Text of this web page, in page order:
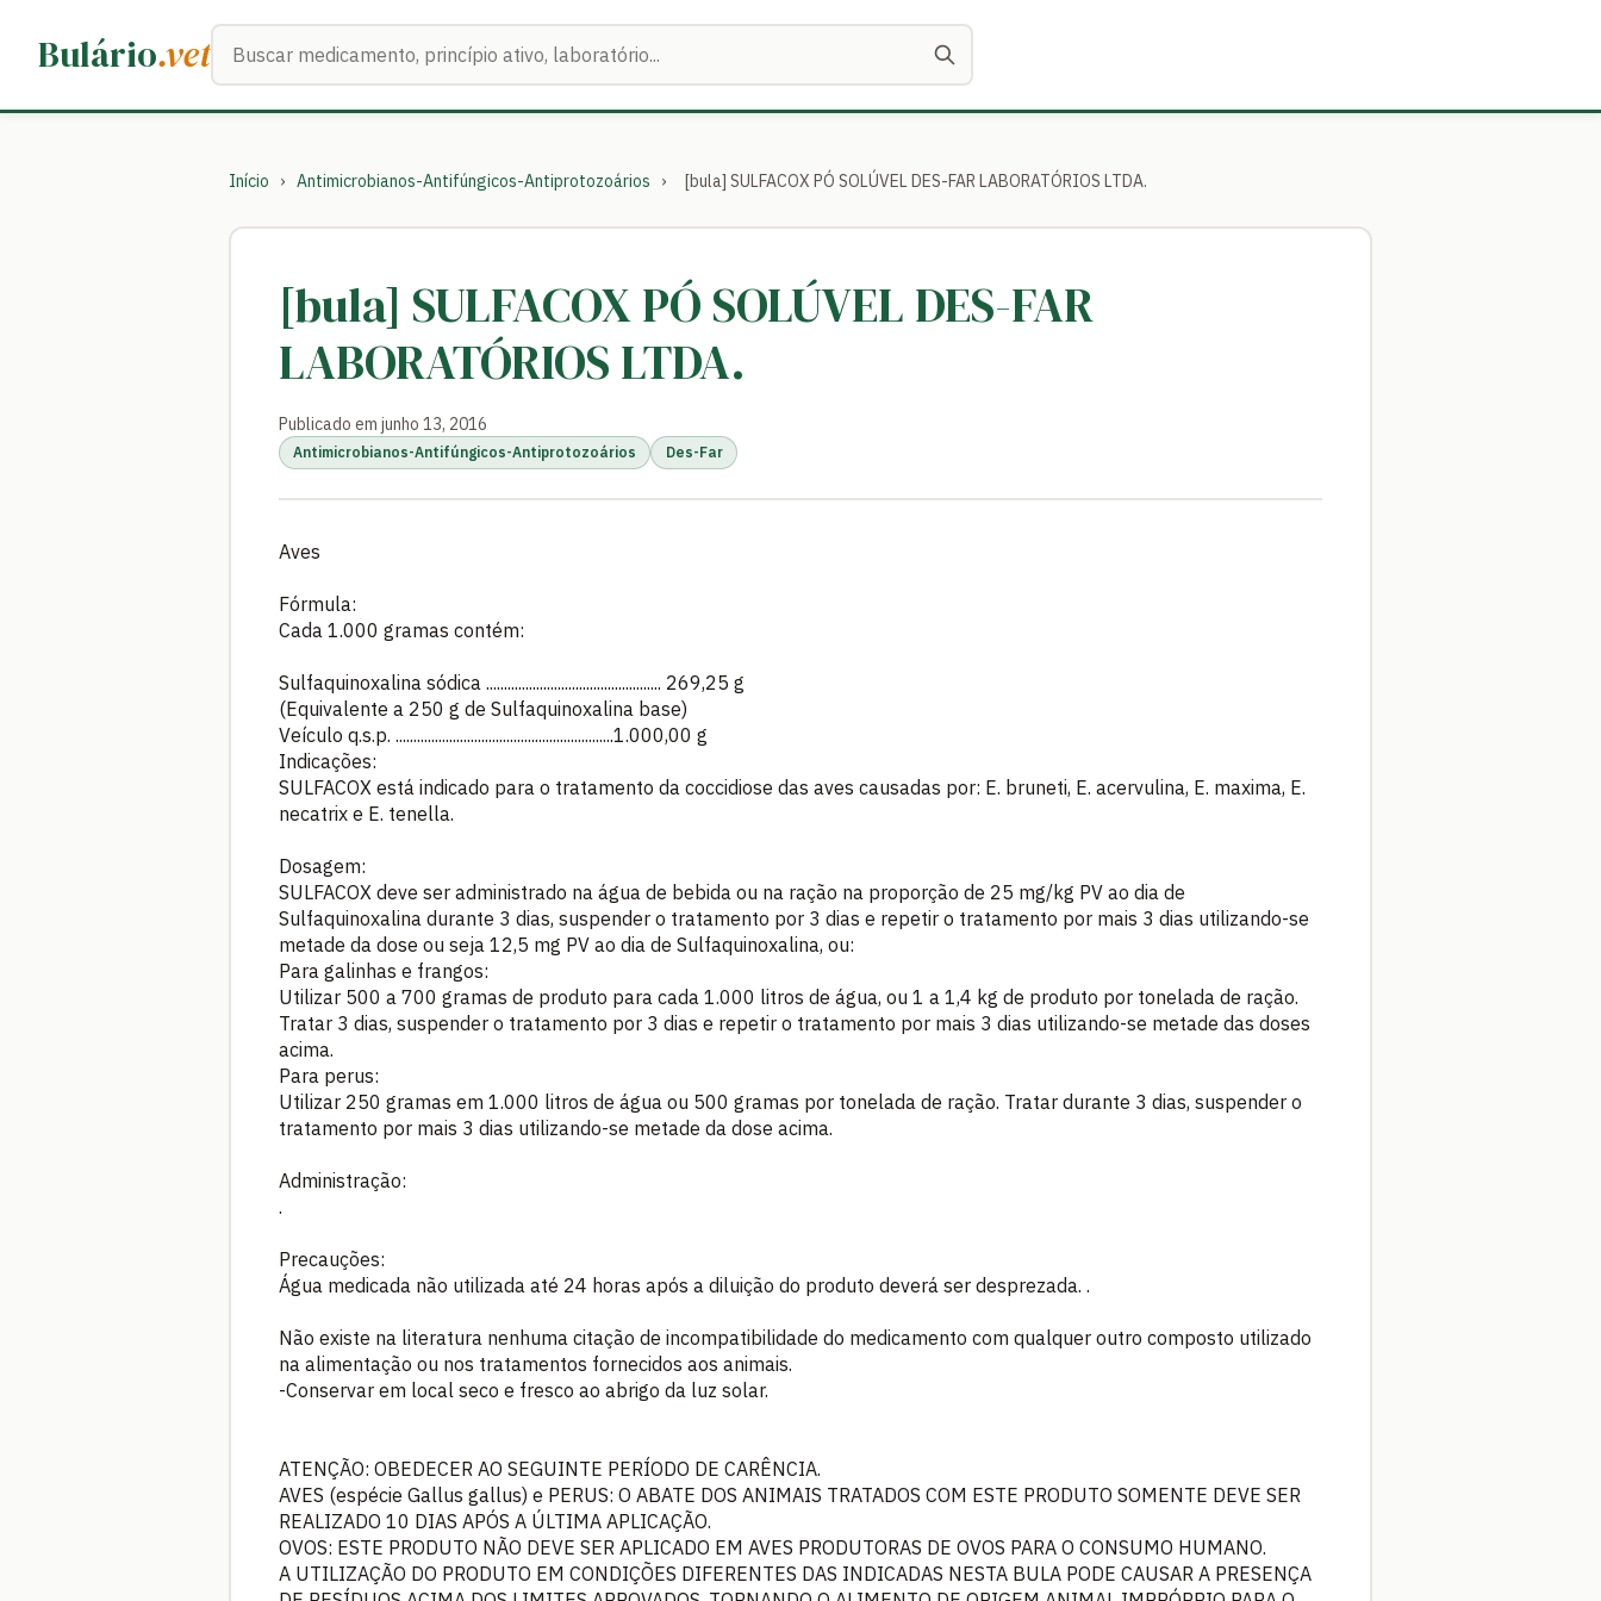
Bulário.vetBuscar medicamentos
Início › Antimicrobianos-Antifúngicos-Antiprotozoários › [bula] SULFACOX PÓ SOLÚVEL DES-FAR LABORATÓRIOS LTDA.
[bula] SULFACOX PÓ SOLÚVEL DES-FAR
LABORATÓRIOS LTDA.
Publicado em junho 13, 2016
Antimicrobianos-Antifúngicos-Antiprotozoários Des-Far
Aves
Fórmula:
Cada 1.000 gramas contém:
Sulfaquinoxalina sódica ................................................. 269,25 g
(Equivalente a 250 g de Sulfaquinoxalina base)
Veículo q.s.p. .............................................................1.000,00 g
Indicações:
SULFACOX está indicado para o tratamento da coccidiose das aves causadas por: E. bruneti, E. acervulina, E. maxima, E.
necatrix e E. tenella.
Dosagem:
SULFACOX deve ser administrado na água de bebida ou na ração na proporção de 25 mg/kg PV ao dia de
Sulfaquinoxalina durante 3 dias, suspender o tratamento por 3 dias e repetir o tratamento por mais 3 dias utilizando-se
metade da dose ou seja 12,5 mg PV ao dia de Sulfaquinoxalina, ou:
Para galinhas e frangos:
Utilizar 500 a 700 gramas de produto para cada 1.000 litros de água, ou 1 a 1,4 kg de produto por tonelada de ração.
Tratar 3 dias, suspender o tratamento por 3 dias e repetir o tratamento por mais 3 dias utilizando-se metade das doses
acima.
Para perus:
Utilizar 250 gramas em 1.000 litros de água ou 500 gramas por tonelada de ração. Tratar durante 3 dias, suspender o
tratamento por mais 3 dias utilizando-se metade da dose acima.
Administração:
.
Precauções:
Água medicada não utilizada até 24 horas após a diluição do produto deverá ser desprezada. .
Não existe na literatura nenhuma citação de incompatibilidade do medicamento com qualquer outro composto utilizado
na alimentação ou nos tratamentos fornecidos aos animais.
-Conservar em local seco e fresco ao abrigo da luz solar.
ATENÇÃO: OBEDECER AO SEGUINTE PERÍODO DE CARÊNCIA.
AVES (espécie Gallus gallus) e PERUS: O ABATE DOS ANIMAIS TRATADOS COM ESTE PRODUTO SOMENTE DEVE SER
REALIZADO 10 DIAS APÓS A ÚLTIMA APLICAÇÃO.
OVOS: ESTE PRODUTO NÃO DEVE SER APLICADO EM AVES PRODUTORAS DE OVOS PARA O CONSUMO HUMANO.
A UTILIZAÇÃO DO PRODUTO EM CONDIÇÕES DIFERENTES DAS INDICADAS NESTA BULA PODE CAUSAR A PRESENÇA